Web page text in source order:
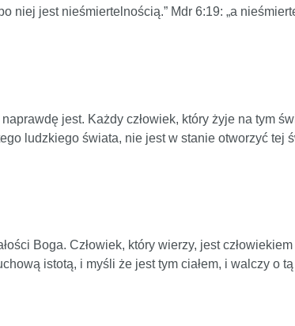
niej jest nieśmiertelnością.” Mdr 6:19: „a
jest. Każdy człowiek, który żyje na tym
ludzkiego świata, nie jest w stanie otworzyć tej
Boga. Człowiek, który wierzy, jest
istotą, i myśli że jest tym ciałem, i walczy o